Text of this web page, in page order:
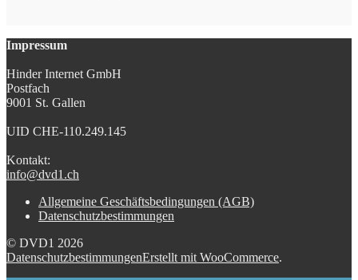
Impressum
Hinder Internet GmbH
Postfach
9001 St. Gallen
UID CHE-110.249.145
Kontakt:
info@dvd1.ch
Allgemeine Geschäftsbedingungen (AGB)
Datenschutzbestimmungen
© DVD1 2026
DatenschutzbestimmungenErstellt mit WooCommerce.